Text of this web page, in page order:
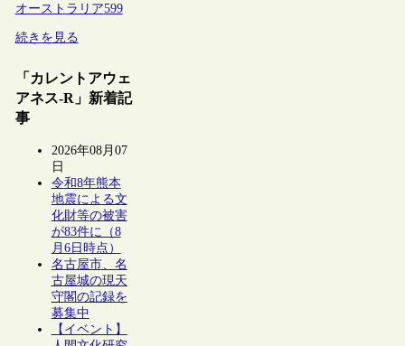
オーストラリア599
続きを見る
「カレントアウェ
アネス-R」新着記
事
2026年08月07
日
令和8年熊本
地震による文
化財等の被害
が83件に（8
月6日時点）
名古屋市、名
古屋城の現天
守閣の記録を
募集中
【イベント】